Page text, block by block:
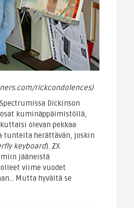
rickcondolences)
Dickinson
kuminäppäimistöllä,
olevan pekkaa
tunteita herättävän, joskin
keyboard). ZX
jääneistä
viime vuodet
Mutta hyvältä se